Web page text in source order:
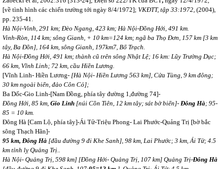
[về tình hình các chiến trường tới ngày 8/4/1972]; VKĐTT, tập 33:1972, (2004),
pp. 235-41.
Hà Nội-Vinh, 291 km; Đèo Ngang, 423 km; Hà Nội-Đồng Hới, 491 km.
Vinh-Ròn, 114 km; sông Gianh, + 10 km=124 km; ngã ba Thọ Đơn, 157 km [3 km
tây, Ba Đồn], 164 km, sông Gianh, 197km7, Bố Trạch.
Hà Nội-Đồng Hới, 491 km; thành cũ trên sông Nhật Lệ; 16 km: Lũy Trường Dục;
66 km, Vĩnh Linh; 72 km, cầu Hiền Lương.
[Vĩnh Linh- Hiền Lương- [Hà Nội- Hiền Lương 563 km], Cửa Tùng, 9 km đông;
30 km ngoài biển, đảo Côn Cỏ];
Ba Dốc-Gio Linh-[Nam Đồng, phía tây đường 1,đường 74]-
Đồng Hới, 85 km, Gio Linh [núi Cồn Tiên, 12 km tây; sát bờ biển]- Đông Hà; 95-
85 = 10 km.
Đông Hà [Cam Lộ, phía tây]-Ái Tử-Triệu Phong- Lai Phước-Quảng Trị [bờ bắc
sông Thạch Hãn]-
95 km, Đông Hà [đầu đường 9 đi Khe Sanh], 98 km, Lai Phước; 3 km, Ái Tử; 4.5
km tỉnh lỵ Quảng Trị..
Hà Nội- Quảng Trị, 598 km] [Đồng Hới- Quảng Trị, 107 km] Quảng Trị-Đông Hà